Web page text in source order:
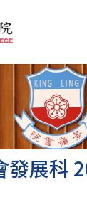
發展科